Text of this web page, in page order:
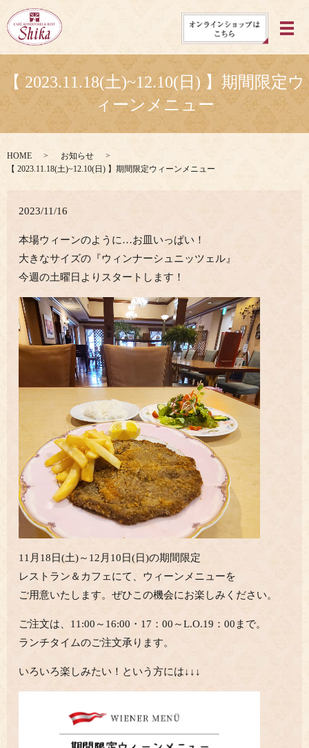
メ
【 2023.11.18(土)~12.10(日) 】期間限定ウ
ィーンメニュー
HOME
お知らせ
【 2023.11.18(土)~12.10(日) 】期間限定ウィーンメニュー
2023/11/16
本場ウィーンのように…お皿いっぱい！
大きなサイズの『ウィンナーシュニッツェル』
今週の土曜日よりスタートします！
11月18日(土)～12月10日(日)の期間限定
レストラン＆カフェにて、ウィーンメニューを
ご用意いたします。ぜひこの機会にお楽しみください。
ご注文は、11:00～16:00・17：00～L.O.19：00まで。
ランチタイムのご注文承ります。
いろいろ楽しみたい！という方には↓↓↓